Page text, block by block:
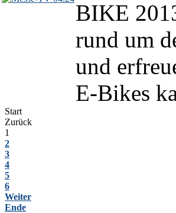
BIKE
rund um
und
E-Bikes
Start
Zurück
1
2
3
4
5
6
Weiter
Ende